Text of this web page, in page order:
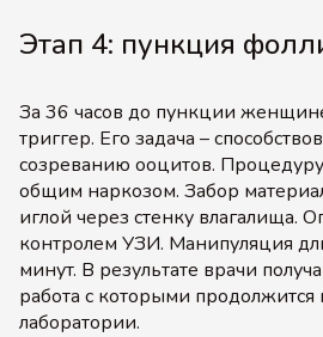
Этап 4: пункция
За 36 часов до пункции
триггер. Его задача –
созреванию ооцитов.
общим наркозом. Забор
иглой через стенку влагалища.
контролем УЗИ. Манипуляция
минут. В результате врачи
работа с которыми продолжится
лаборатории.